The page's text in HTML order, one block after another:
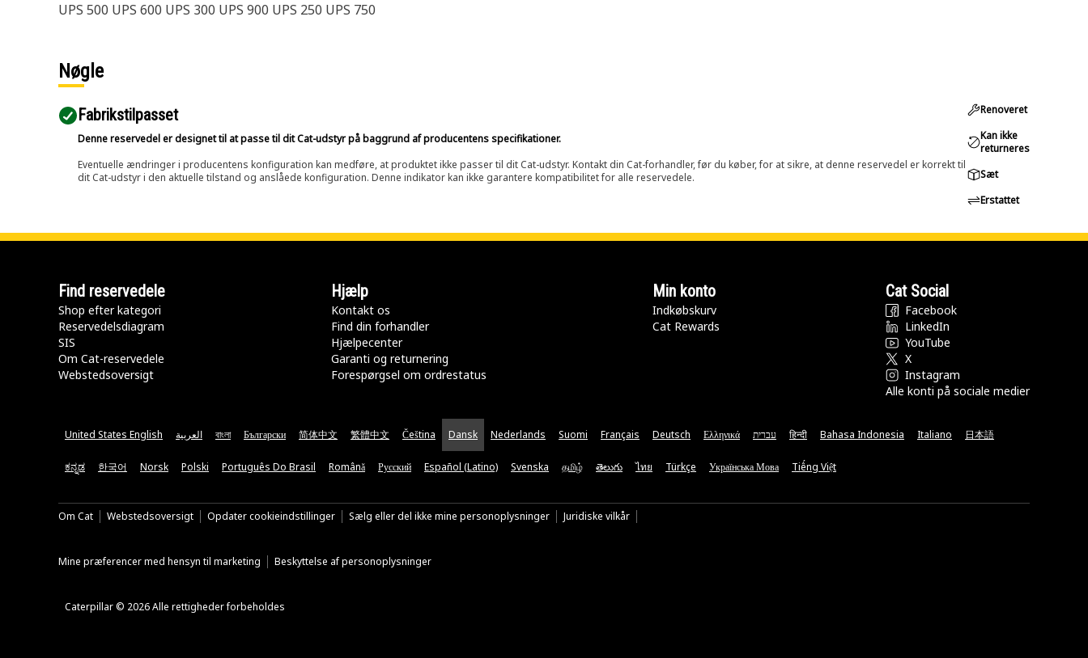
UPS 500 UPS 600 UPS 300 UPS 900 UPS 250 UPS 750
Nøgle
Fabrikstilpasset
Denne reservedel er designet til at passe til dit Cat-udstyr på baggrund af producentens specifikationer.
Eventuelle ændringer i producentens konfiguration kan medføre, at produktet ikke passer til dit Cat-udstyr. Kontakt din Cat-forhandler, før du køber, for at sikre, at denne reservedel er korrekt til
dit Cat-udstyr i den aktuelle tilstand og anslåede konfiguration. Denne indikator kan ikke garantere kompatibilitet for alle reservedele.
Renoveret
Kan ikke
returneres
Sæt
Erstattet
Find reservedele
Shop efter kategori
Reservedelsdiagram
SIS
Om Cat-reservedele
Webstedsoversigt
Hjælp
Kontakt os
Find din forhandler
Hjælpecenter
Garanti og returnering
Forespørgsel om ordrestatus
Min konto
Indkøbskurv
Cat Rewards
Cat Social
Facebook
LinkedIn
YouTube
X
Instagram
Alle konti på sociale medier
United States English العربية বাংলা Български 简体中文 繁體中文 Čeština Dansk Nederlands Suomi Français Deutsch Ελληνικά עברית हिन्दी Bahasa Indonesia Italiano 日本語
ಕನ್ನಡ 한국어 Norsk Polski Português Do Brasil Română Русский Español (Latino) Svenska தமிழ் తెలుగు ไทย Türkçe Українська Мова Tiếng Việt
Om Cat Webstedsoversigt Opdater cookieindstillinger Sælg eller del ikke mine personoplysninger Juridiske vilkår
Mine præferencer med hensyn til marketing Beskyttelse af personoplysninger
Caterpillar © 2026 Alle rettigheder forbeholdes